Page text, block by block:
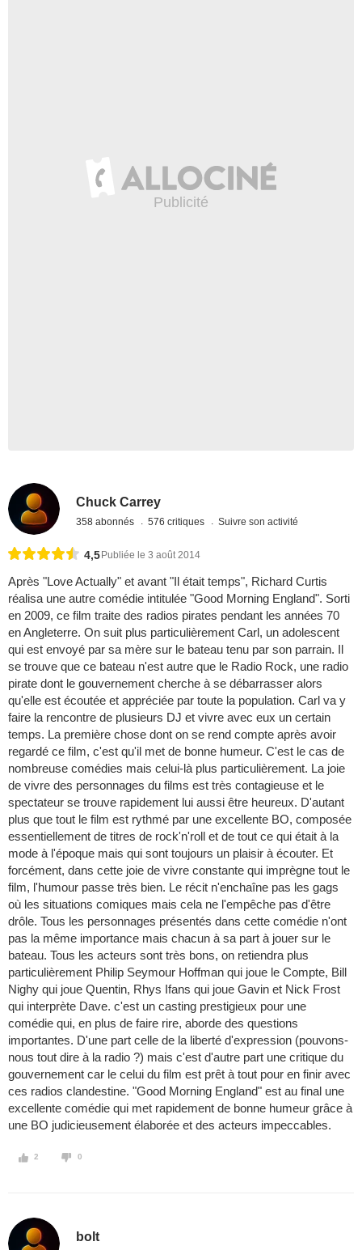
Chuck Carrey
358 abonnés 576 critiques Suivre son activité
4,5 Publiée le 3 août 2014
Après "Love Actually" et avant "Il était temps", Richard Curtis
réalisa une autre comédie intitulée "Good Morning England". Sorti
en 2009, ce film traite des radios pirates pendant les années 70
en Angleterre. On suit plus particulièrement Carl, un adolescent
qui est envoyé par sa mère sur le bateau tenu par son parrain. Il
se trouve que ce bateau n'est autre que le Radio Rock, une radio
pirate dont le gouvernement cherche à se débarrasser alors
qu'elle est écoutée et appréciée par toute la population. Carl va y
faire la rencontre de plusieurs DJ et vivre avec eux un certain
temps. La première chose dont on se rend compte après avoir
regardé ce film, c'est qu'il met de bonne humeur. C'est le cas de
nombreuse comédies mais celui-là plus particulièrement. La joie
de vivre des personnages du films est très contagieuse et le
spectateur se trouve rapidement lui aussi être heureux. D'autant
plus que tout le film est rythmé par une excellente BO, composée
essentiellement de titres de rock'n'roll et de tout ce qui était à la
mode à l'époque mais qui sont toujours un plaisir à écouter. Et
forcément, dans cette joie de vivre constante qui imprègne tout le
film, l'humour passe très bien. Le récit n'enchaîne pas les gags
où les situations comiques mais cela ne l'empêche pas d'être
drôle. Tous les personnages présentés dans cette comédie n'ont
pas la même importance mais chacun à sa part à jouer sur le
bateau. Tous les acteurs sont très bons, on retiendra plus
particulièrement Philip Seymour Hoffman qui joue le Compte, Bill
Nighy qui joue Quentin, Rhys Ifans qui joue Gavin et Nick Frost
qui interprète Dave. c'est un casting prestigieux pour une
comédie qui, en plus de faire rire, aborde des questions
importantes. D'une part celle de la liberté d'expression (pouvons-
nous tout dire à la radio ?) mais c'est d'autre part une critique du
gouvernement car le celui du film est prêt à tout pour en finir avec
ces radios clandestine. "Good Morning England" est au final une
excellente comédie qui met rapidement de bonne humeur grâce à
une BO judicieusement élaborée et des acteurs impeccables.
2 0
bolt